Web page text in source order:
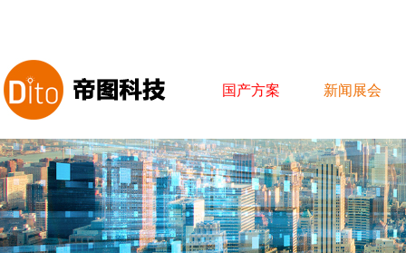
国产方案 新闻展会